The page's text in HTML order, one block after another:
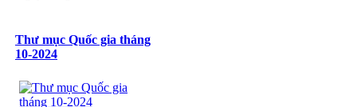
Thư mục Quốc gia tháng
10-2024